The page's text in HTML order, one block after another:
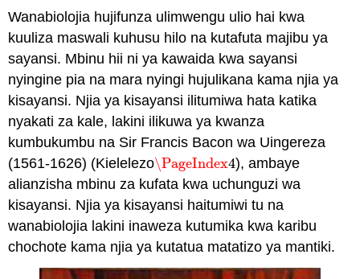
Wanabiolojia hujifunza ulimwengu ulio hai kwa
kuuliza maswali kuhusu hilo na kutafuta majibu ya
sayansi. Mbinu hii ni ya kawaida kwa sayansi
nyingine pia na mara nyingi hujulikana kama njia ya
kisayansi. Njia ya kisayansi ilitumiwa hata katika
nyakati za kale, lakini ilikuwa ya kwanza
kumbukumbu na Sir Francis Bacon wa Uingereza
(1561-1626) (Kielelezo\PageIndex4
\PageIndex4), ambaye
alianzisha mbinu za kufata kwa uchunguzi wa
kisayansi. Njia ya kisayansi haitumiwi tu na
wanabiolojia lakini inaweza kutumika kwa karibu
chochote kama njia ya kutatua matatizo ya mantiki.